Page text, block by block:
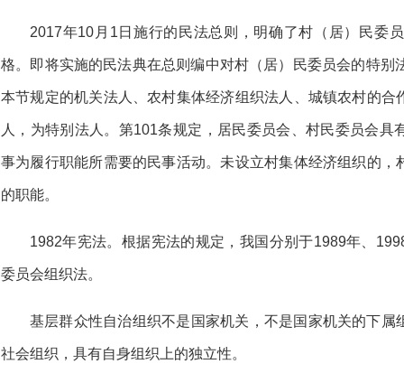
2017年10月1日施行的民法总则，明确了村（居）民委
格。即将实施的民法典在总则编中对村（居）民委员会的特别
本节规定的机关法人、农村集体经济组织法人、城镇农村的
人，为特别法人。第101条规定，居民委员会、村民委员会
事为履行职能所需要的民事活动。未设立村集体经济组织的
的职能。
1982年宪法。根据宪法的规定，我国分别于1989年、
委员会组织法。
基层群众性自治组织不是国家机关，不是国家机关的下
社会组织，具有自身组织上的独立性。